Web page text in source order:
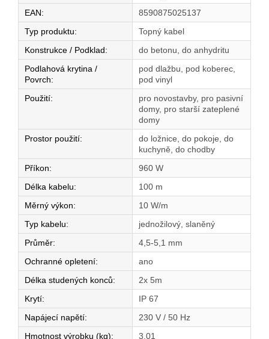
EAN:
8590875025137
Typ produktu:
Topný kabel
Konstrukce / Podklad:
do betonu, do anhydritu
Podlahová krytina /
Povrch:
pod dlažbu, pod koberec,
pod vinyl
Použití:
pro novostavby, pro pasivní
domy, pro starší zateplené
domy
Prostor použití:
do ložnice, do pokoje, do
kuchyně, do chodby
Příkon:
960 W
Délka kabelu:
100 m
Měrný výkon:
10 W/m
Typ kabelu:
jednožilový, slaněný
Průměr:
4,5-5,1 mm
Ochranné opletení:
ano
Délka studených konců:
2x 5m
Krytí:
IP 67
Napájecí napětí:
230 V / 50 Hz
Hmotnost výrobku (kg): 3,01